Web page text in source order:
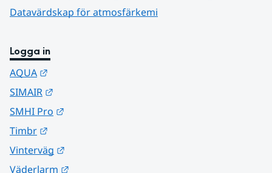
Datavärdskap för atmosfärkemi
Logga in
AQUA
SIMAIR
SMHI Pro
Timbr
Vinterväg
Väderlarm